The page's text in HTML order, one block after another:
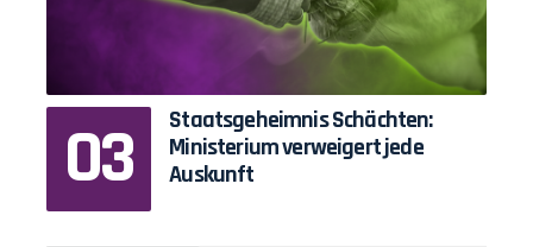
Staatsgeheimnis Schächten:
Ministerium verweigert jede
Auskunft